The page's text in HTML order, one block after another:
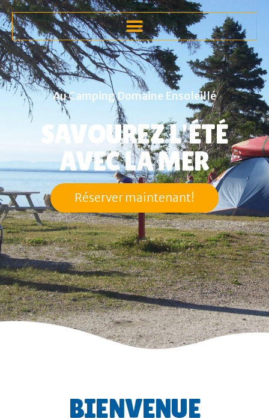
Au Camping Domaine Ensoleillé
SAVOUREZ L'ÉTÉ
AVEC LA MER
Réserver maintenant!
BIENVENUE